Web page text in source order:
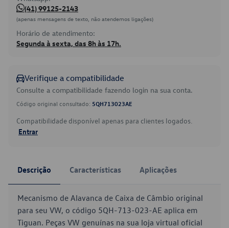
(41) 99125-2143
(apenas mensagens de texto, não atendemos ligações)
Horário de atendimento:
Segunda à sexta, das 8h às 17h.
Verifique a compatibilidade
Consulte a compatibilidade fazendo login na sua conta.
Código original consultado: 5QH713023AE
Compatibilidade disponível apenas para clientes logados.
Entrar
Descrição Características Aplicações
Mecanismo de Alavanca de Caixa de Câmbio original
para seu VW, o código 5QH-713-023-AE aplica em
Tiguan. Peças VW genuínas na sua loja virtual oficial